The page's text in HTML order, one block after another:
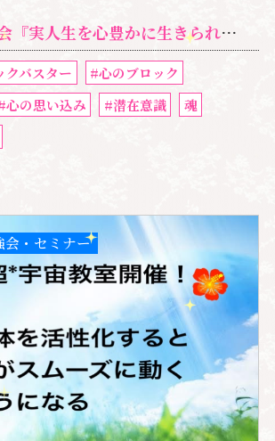
れる、真のアセンションの生き方を知ることができる!』マインドブロックバスター
クバスター
#心のブロック
心の思い込み #潜在意識
魂
会・セミナー